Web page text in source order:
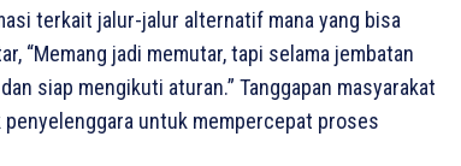
terkait jalur-jalur alternatif mana yang bisa
“Memang jadi memutar, tapi selama jembatan
siap mengikuti aturan.” Tanggapan masyarakat
untuk mempercepat proses